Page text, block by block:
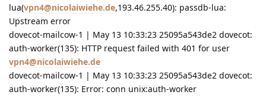
lua(vpn4@nicolaiwiehe.de,193.46.255.40): passdb-lua:
Upstream error
dovecot-mailcow-1 | May 13 10:33:23 25095a543de2 dovecot:
auth-worker(135): HTTP request failed with 401 for user
vpn4@nicolaiwiehe.de
dovecot-mailcow-1 | May 13 10:33:23 25095a543de2 dovecot:
auth-worker(135): Error: conn unix:auth-worker